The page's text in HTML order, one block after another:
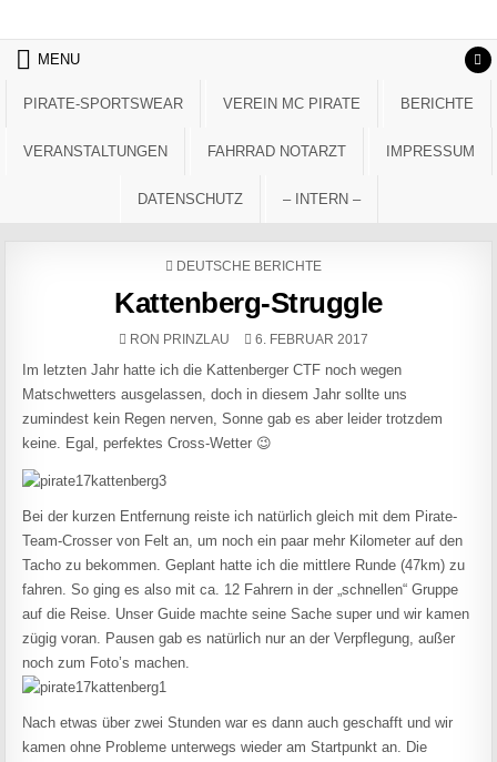
MENU
PIRATE-SPORTSWEAR VEREIN MC PIRATE BERICHTE
VERANSTALTUNGEN FAHRRAD NOTARZT IMPRESSUM
DATENSCHUTZ – INTERN –
POSTED IN
DEUTSCHE BERICHTE
Kattenberg-Struggle
AUTHOR:
RON PRINZLAU PUBLISHED DATE:
6. FEBRUAR 2017
Im letzten Jahr hatte ich die Kattenberger CTF noch wegen
Matschwetters ausgelassen, doch in diesem Jahr sollte uns
zumindest kein Regen nerven, Sonne gab es aber leider trotzdem
keine. Egal, perfektes Cross-Wetter 😉
Bei der kurzen Entfernung reiste ich natürlich gleich mit dem Pirate-
Team-Crosser von Felt an, um noch ein paar mehr Kilometer auf den
Tacho zu bekommen. Geplant hatte ich die mittlere Runde (47km) zu
fahren. So ging es also mit ca. 12 Fahrern in der „schnellen“ Gruppe
auf die Reise. Unser Guide machte seine Sache super und wir kamen
zügig voran. Pausen gab es natürlich nur an der Verpflegung, außer
noch zum Foto’s machen.
Nach etwas über zwei Stunden war es dann auch geschafft und wir
kamen ohne Probleme unterwegs wieder am Startpunkt an. Die